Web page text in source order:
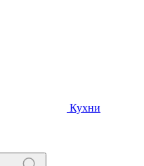
Кухни